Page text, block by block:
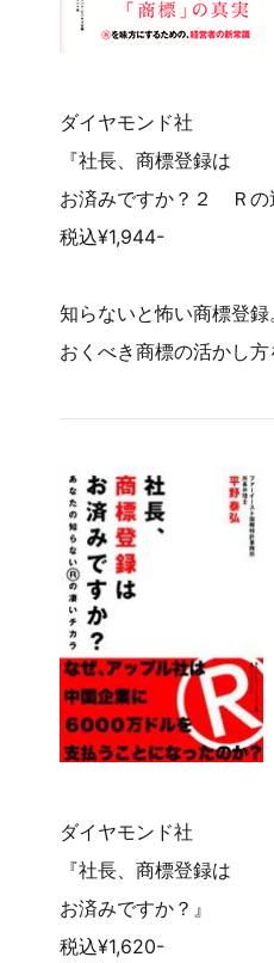
ダイヤモンド社
『社長、商標登録は
お済みですか？２ Ｒの
税込¥1,944-
知らないと怖い商標登
おくべき商標の活かし方
ダイヤモンド社
『社長、商標登録は
お済みですか？』
税込¥1,620-